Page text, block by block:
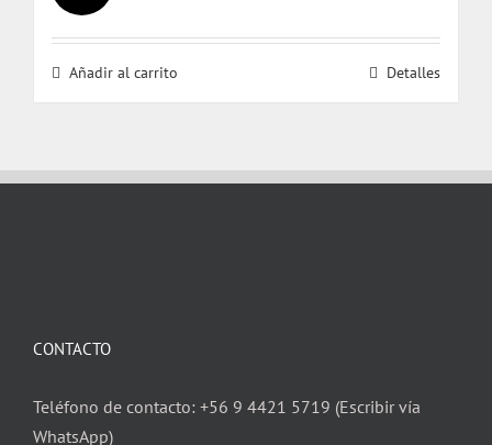
original
era:
actual
Añadir al carrito Detalles
CONTACTO
Teléfono de contacto: +56 9 4421 5719 (Escribir vía
WhatsApp)